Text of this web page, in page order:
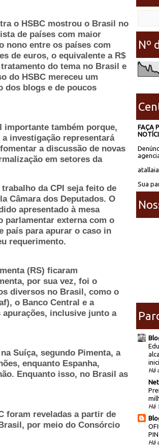
o HSBC mostrou o Brasil no
de países com maior
nono entre os países com
de euros, o equivalente a R$
do tema no Brasil e
do HSBC mereceu um
dos blogs e de poucos
importante também porque,
investigação representará
a discussão de novas
em setores da
da CPI seja feito de
Câmara dos Deputados. O
apresentado à mesa
parlamentar externa com o
país para apurar o caso in
requerimento.
(RS) ficaram
por sua vez, foi o
diversos no Brasil, como o
o Banco Central e a
apurações, inclusive junto a
Suíça, segundo Pimenta, a
enquanto Espanha,
Enquanto isso, no Brasil as
foram reveladas a partir de
por meio do Consórcio
Nº
FAÇA
Sua
Há
Há
Há